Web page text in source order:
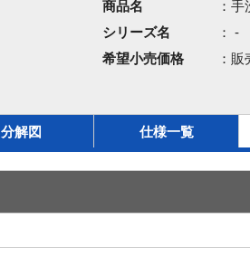
商品名
：
シリーズ名
： -
希望小売価格
：販
分解図 仕様一覧